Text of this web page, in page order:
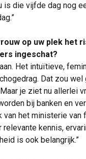
is die vijfde dag nog
op uw plek het
ingeschat?
Het intuïtieve,
Dat zou wel
je ziet nu allerlei
bij banken en
van het ministerie van
relevante kennis,
is ook belangrijk.”